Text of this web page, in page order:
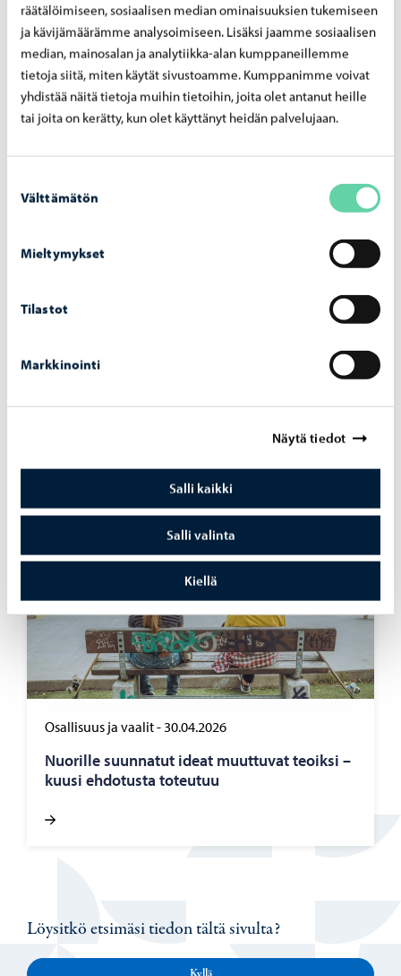
räätälöimiseen, sosiaalisen median ominaisuuksien tukemiseen
ja kävijämäärämme analysoimiseen. Lisäksi jaamme sosiaalisen
median, mainosalan ja analytiikka-alan kumppaneillemme
tietoja siitä, miten käytät sivustoamme. Kumppanimme voivat
yhdistää näitä tietoja muihin tietoihin, joita olet antanut heille
tai joita on kerätty, kun olet käyttänyt heidän palvelujaan.
valinta
Välttämätön
Mieltymykset
Tilastot
Markkinointi
Näytä tiedot
Salli kaikki
Salli valinta
Kiellä
ser­ti­fi­kaat­ti nuo­ri­so­val­tuus­to­myön­tei­se­nä
kun­ta­na
Asuminen ja ympäristö
koh­taa­mis­paik­ka
Osallisuus ja vaalit- 30.04.2026
Nuo­ril­le suun­na­tut ideat muut­tu­vat teoik­si –
kuusi eh­do­tus­ta to­teu­tuu
Löysitkö etsimäsi tiedon tältä sivulta?